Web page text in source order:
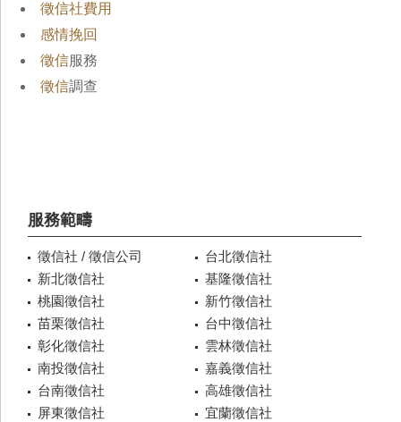
徵信社費用
感情挽回
徵信服務
徵信調查
服務範疇
徵信社 / 徵信公司
台北徵信社
新北徵信社
基隆徵信社
桃園徵信社
新竹徵信社
苗栗徵信社
台中徵信社
彰化徵信社
雲林徵信社
南投徵信社
嘉義徵信社
台南徵信社
高雄徵信社
屏東徵信社
宜蘭徵信社